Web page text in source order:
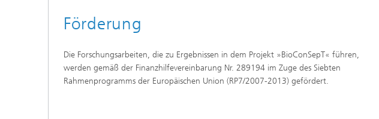
Förderung
Die Forschungsarbeiten, die zu Ergebnissen in dem Projekt »BioConSepT« führen,
werden gemäß der Finanzhilfevereinbarung Nr. 289194 im Zuge des Siebten
Rahmenprogramms der Europäischen Union (RP7/2007-2013) gefördert.